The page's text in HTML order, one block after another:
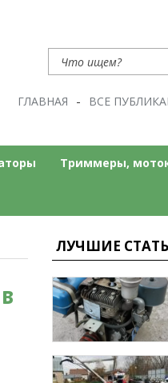
ГЛАВНАЯ ВСЕ
Триммеры,
ЛУЧШИЕ